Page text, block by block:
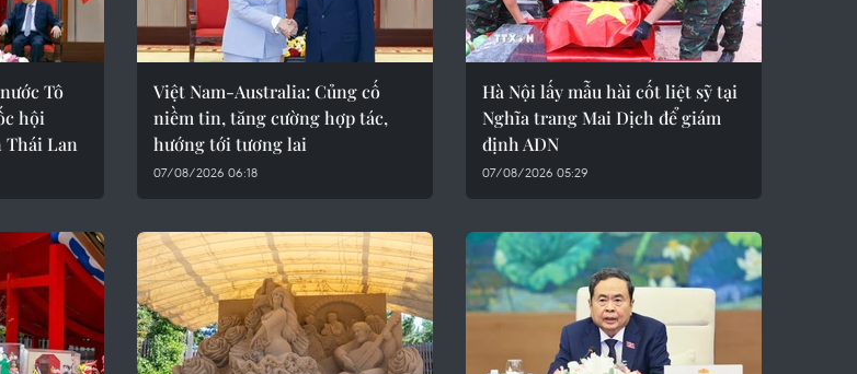
Tô
hội
Thái Lan
Việt Nam-Australia: Củng cố
niềm tin, tăng cường hợp tác,
hướng tới tương lai
07/08/2026 06:18
Hà Nội lấy mẫu hài cốt liệt sỹ tại
Nghĩa trang Mai Dịch để giám
định ADN
07/08/2026 05:29